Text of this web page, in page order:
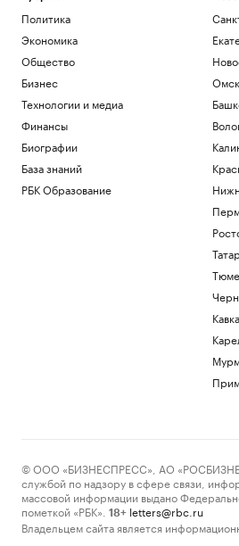
Политика
Экономика
Общество
Бизнес
Технологии и медиа
Финансы
Биографии
База знаний
РБК Образование
Омск
© ООО «БИЗНЕСПРЕСС», АО
службой по надзору в сфере связи,
массовой информации выдано
пометкой «РБК».
18+ letters@rbc.ru
Владельцем сайта является